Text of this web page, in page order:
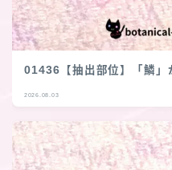
01436【抽出部位】「鱗」
2026.08.03